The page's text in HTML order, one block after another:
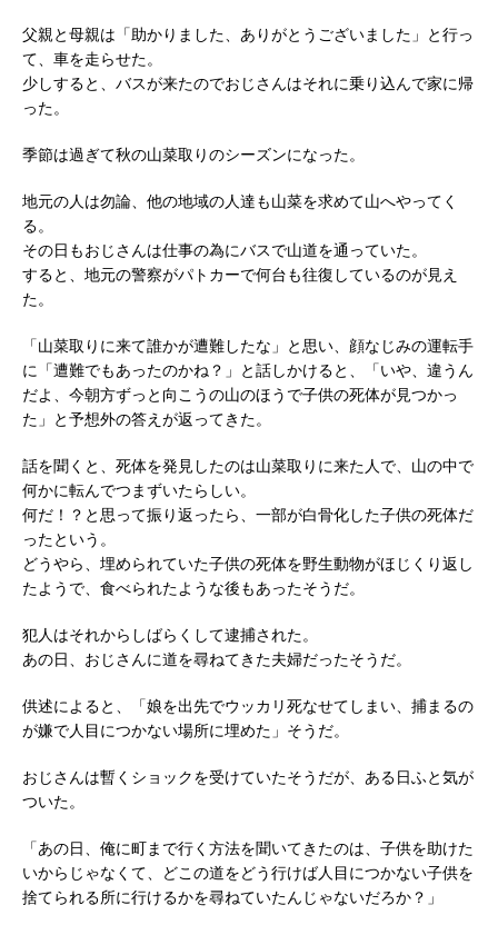
父親と母親は「助かりました、ありがとうございました」と行っ
て、車を走らせた。
少しすると、バスが来たのでおじさんはそれに乗り込んで家に帰
った。
季節は過ぎて秋の山菜取りのシーズンになった。
地元の人は勿論、他の地域の人達も山菜を求めて山へやってく
る。
その日もおじさんは仕事の為にバスで山道を通っていた。
すると、地元の警察がパトカーで何台も往復しているのが見え
た。
「山菜取りに来て誰かが遭難したな」と思い、顔なじみの運転手
に「遭難でもあったのかね？」と話しかけると、「いや、違うん
だよ、今朝方ずっと向こうの山のほうで子供の死体が見つかっ
た」と予想外の答えが返ってきた。
話を聞くと、死体を発見したのは山菜取りに来た人で、山の中で
何かに転んでつまずいたらしい。
何だ！？と思って振り返ったら、一部が白骨化した子供の死体だ
ったという。
どうやら、埋められていた子供の死体を野生動物がほじくり返し
たようで、食べられたような後もあったそうだ。
犯人はそれからしばらくして逮捕された。
あの日、おじさんに道を尋ねてきた夫婦だったそうだ。
供述によると、「娘を出先でウッカリ死なせてしまい、捕まるの
が嫌で人目につかない場所に埋めた」そうだ。
おじさんは暫くショックを受けていたそうだが、ある日ふと気が
ついた。
「あの日、俺に町まで行く方法を聞いてきたのは、子供を助けた
いからじゃなくて、どこの道をどう行けば人目につかない子供を
捨てられる所に行けるかを尋ねていたんじゃないだろか？」